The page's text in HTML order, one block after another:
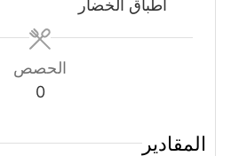
أطباق الخضار
الحصص
0
المقادير